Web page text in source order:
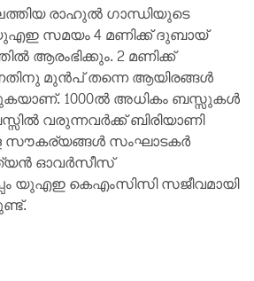
രാഹുൽ ഗാന്ധിയുടെ
യുഎഇ സമയം 4 മണിക്ക് ദുബായ്
ആരംഭിക്കും. 2 മണിക്ക്
മുൻപ് തന്നെ ആയിരങ്ങൾ
1000ൽ അധികം ബസ്സുകൾ
വരുന്നവർക്ക് ബിരിയാണി
സംഘാടകർ
ഓവർസീസ്
യുഎഇ കെഎംസിസി സജീവമായി